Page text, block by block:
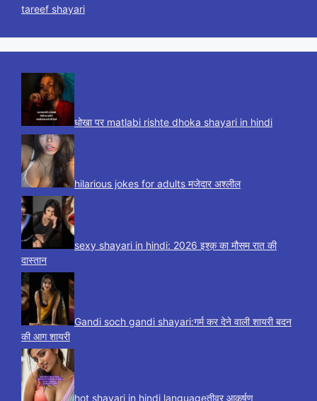
tareef shayari
धोखा पर matlabi rishte dhoka shayari in hindi
hilarious jokes for adults मजेदार अश्लील
sexy shayari in hindi: 2026 इश्क़ का मौसम रात की
दास्तान
Gandi soch gandi shayari:गर्म कर देने वाली शायरी बदन
की आग शायरी
hot shayari in hindi languageतीव्र आकर्षण